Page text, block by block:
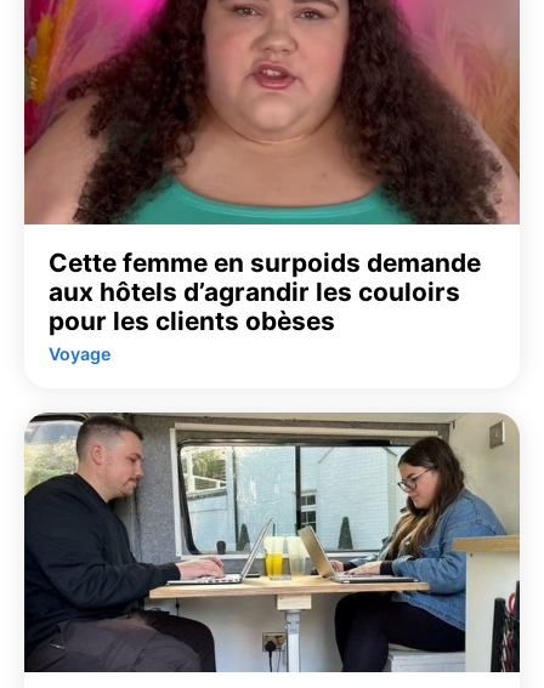
Cette femme en surpoids demande
aux hôtels d’agrandir les couloirs
pour les clients obèses
Voyage